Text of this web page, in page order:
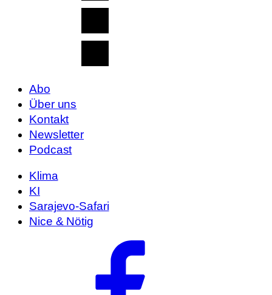
Abo
Über uns
Kontakt
Newsletter
Podcast
Klima
KI
Sarajevo-Safari
Nice & Nötig